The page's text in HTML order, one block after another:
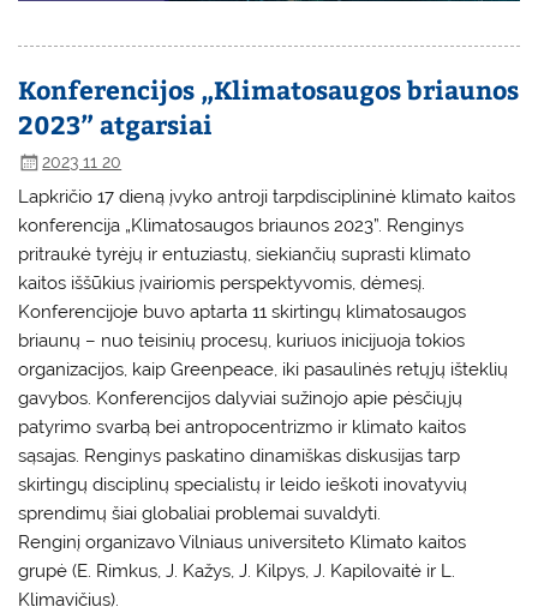
Konferencijos „Klimatosaugos briaunos
2023” atgarsiai
2023 11 20
Lapkričio 17 dieną įvyko antroji tarpdisciplininė klimato kaitos
konferencija „Klimatosaugos briaunos 2023”. Renginys
pritraukė tyrėjų ir entuziastų, siekiančių suprasti klimato
kaitos iššūkius įvairiomis perspektyvomis, dėmesį.
Konferencijoje buvo aptarta 11 skirtingų klimatosaugos
briaunų – nuo teisinių procesų, kuriuos inicijuoja tokios
organizacijos, kaip Greenpeace, iki pasaulinės retųjų išteklių
gavybos. Konferencijos dalyviai sužinojo apie pėsčiųjų
patyrimo svarbą bei antropocentrizmo ir klimato kaitos
sąsajas. Renginys paskatino dinamiškas diskusijas tarp
skirtingų disciplinų specialistų ir leido ieškoti inovatyvių
sprendimų šiai globaliai problemai suvaldyti.
Renginį organizavo Vilniaus universiteto Klimato kaitos
grupė (E. Rimkus, J. Kažys, J. Kilpys, J. Kapilovaitė ir L.
Klimavičius).